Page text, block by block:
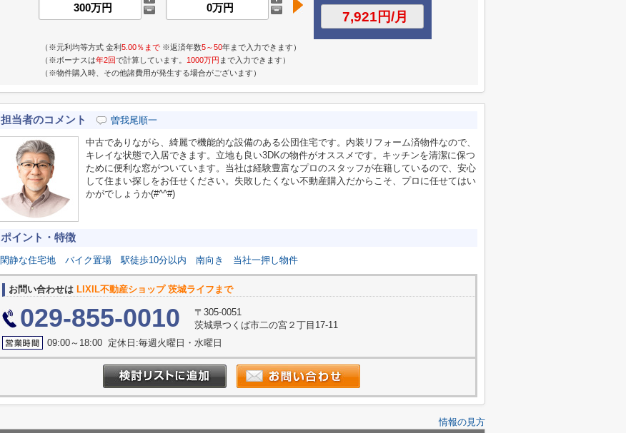
（※元利均等方式 金利5.00％まで ※返済年数5～50年まで入力できます）
（※ボーナスは年2回で計算しています。 1000万円 まで入力できます）
（※物件購入時、その他諸費用が発生する場合がございます）
担当者のコメント 曽我尾順一
中古でありながら、綺麗で機能的な設備のある公団住宅です。内装リフォーム済物件なので、
キレイな状態で入居できます。立地も良い3DKの物件がオススメです。キッチンを清潔に保つ
ために便利な窓がついています。当社は経験豊富なプロのスタッフが在籍しているので、安心
して住まい探しをお任せください。失敗したくない不動産購入だからこそ、プロに任せてはい
かがでしょうか(#^^#)
ポイント・特徴
閑静な住宅地 バイク置場 駅徒歩10分以内 南向き 当社一押し物件
お問い合わせは LIXIL不動産ショップ 茨城ライフまで
029-855-0010
〒305-0051
茨城県つくば市二の宮２丁目17-11
09:00～18:00 定休日:毎週火曜日・水曜日
情報の見方